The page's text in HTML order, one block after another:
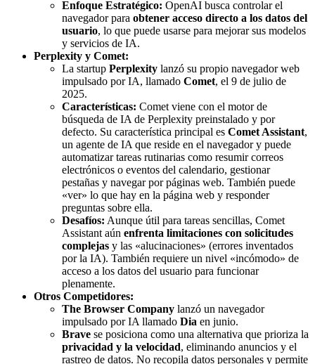
Enfoque Estratégico: OpenAI busca controlar el
navegador para obtener acceso directo a los datos del
usuario, lo que puede usarse para mejorar sus modelos
y servicios de IA.
Perplexity y Comet:
La startup Perplexity lanzó su propio navegador web
impulsado por IA, llamado Comet, el 9 de julio de
2025.
Características: Comet viene con el motor de
búsqueda de IA de Perplexity preinstalado y por
defecto. Su característica principal es Comet Assistant,
un agente de IA que reside en el navegador y puede
automatizar tareas rutinarias como resumir correos
electrónicos o eventos del calendario, gestionar
pestañas y navegar por páginas web. También puede
«ver» lo que hay en la página web y responder
preguntas sobre ella.
Desafíos: Aunque útil para tareas sencillas, Comet
Assistant aún enfrenta limitaciones con solicitudes
complejas y las «alucinaciones» (errores inventados
por la IA). También requiere un nivel «incómodo» de
acceso a los datos del usuario para funcionar
plenamente.
Otros Competidores:
The Browser Company lanzó un navegador
impulsado por IA llamado Dia en junio.
Brave se posiciona como una alternativa que prioriza la
privacidad y la velocidad, eliminando anuncios y el
rastreo de datos. No recopila datos personales y permite